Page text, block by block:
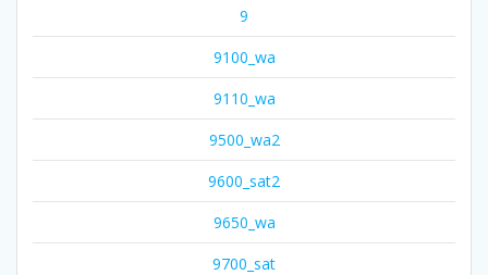
9
9100_wa
9110_wa
9500_wa2
9600_sat2
9650_wa
9700_sat